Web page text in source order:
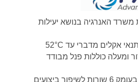
משרד האנרגיה בנושא יעילות
אקלים מדברי עד 52°C
טון קירור ומעלה כוללות פנל מבודד
המאייד כולל סוללה בעומק 6 שורות לשיפור ביצועים